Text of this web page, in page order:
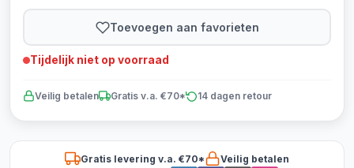
Toevoegen aan favorieten
Tijdelijk niet op voorraad
Veilig betalen Gratis v.a. €70* 14 dagen retour
Gratis levering v.a. €70*
Veilig betalen